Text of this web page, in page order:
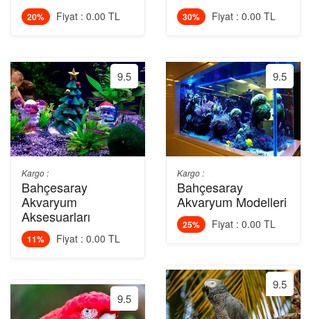
20% Fiyat : 0.00 TL
9.5
Kargo :
Bahçesaray
Akvaryum
Aksesuarları
11% Fiyat : 0.00 TL
9.5
30% Fiyat : 0.00 TL
9.5
Kargo :
Bahçesaray
Akvaryum Modelleri
25% Fiyat : 0.00 TL
9.5